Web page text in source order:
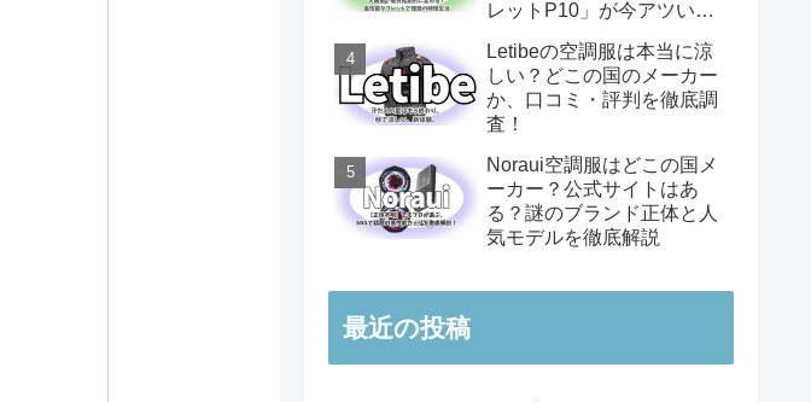
レットP10」が今アツい理
Letibeの空調服は本当に涼
しい？どこの国のメーカー
か、口コミ・評判を徹底調
査！
Noraui空調服はどこの国メ
ーカー？公式サイトはあ
る？謎のブランド正体と人
気モデルを徹底解説
最近の投稿